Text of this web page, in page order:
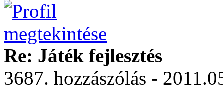
Re: Játék fejlesztés
3687. hozzászólás -